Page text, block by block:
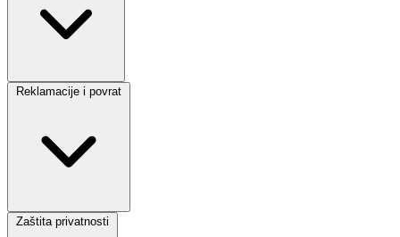
Reklamacije i povrat
Zaštita privatnosti